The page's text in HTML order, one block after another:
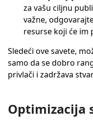
za vašu ciljnu
važne,
resurse koji će im
Sledeći ove savete,
samo da se dobro
privlači i zadržava
Optimizacija